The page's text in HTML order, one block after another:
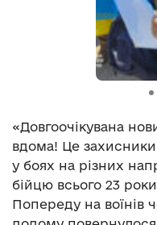
«Довгоочікувана
вдома! Це захисники
у боях на різних
бійцю всього 23
Попереду на воїнів